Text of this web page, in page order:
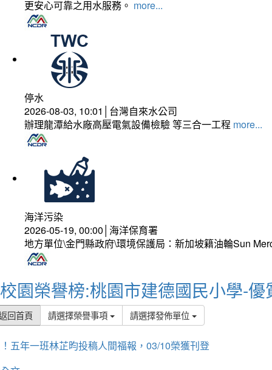
更安心可靠之用水服務。 more...
停水
2026-08-03, 10:01│台灣自來水公司
辦理龍潭給水廠高壓電氣設備檢驗 等三合一工程 more...
海洋污染
2026-05-19, 00:00│海洋保育署
地方單位\金門縣政府\環境保護局：新加坡籍油輪Sun
校園榮譽榜:桃園市建德國民小學-優
回首頁 請選擇榮譽事項 請選擇發佈單位
五年一班林芷昀投稿人間福報，03/10榮獲刊登